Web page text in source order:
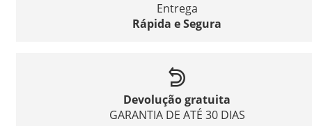
Entrega
Rápida e Segura
Devolução gratuita
GARANTIA DE ATÉ 30 DIAS